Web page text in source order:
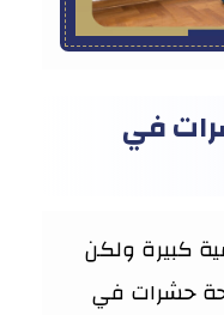
في
كبيرة ولكن
حشرات في